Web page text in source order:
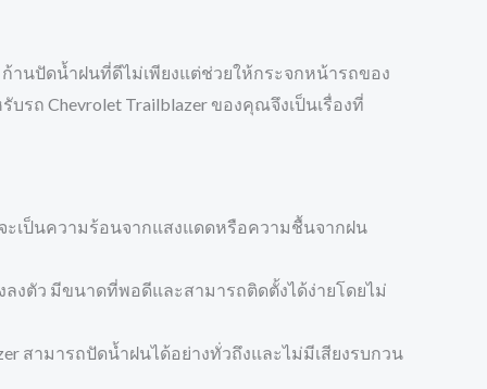
นปัดน้ำฝนที่ดีไม่เพียงแต่ช่วยให้กระจกหน้ารถของ
ถ Chevrolet Trailblazer ของคุณจึงเป็นเรื่องที่
เป็นความร้อนจากแสงแดดหรือความชื้นจากฝน
งตัว มีขนาดที่พอดีและสามารถติดตั้งได้ง่ายโดยไม่
สามารถปัดน้ำฝนได้อย่างทั่วถึงและไม่มีเสียงรบกวน